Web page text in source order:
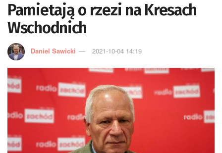
Pamietają o rzezi na Kresach
Wschodnich
Daniel Sawicki 2021-10-04 14:19